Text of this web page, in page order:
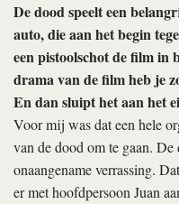
De dood speelt een
auto, die aan het begin
een pistoolschot de film in
drama van de film heb je
En dan sluipt het aan het
Voor mij was dat een hele
van de dood om te gaan.
onaangename verrassing.
er met hoofdpersoon Juan